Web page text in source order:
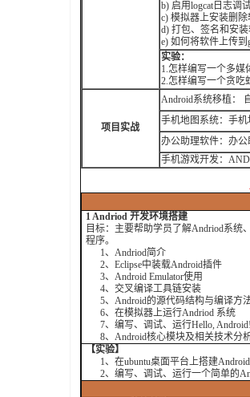
b) 启用logcat日志调
c) 模拟器上安装删除
d) 打包、签名和安
e) 如何将软件上传到
实验：
1.怎样编写一个多媒
2.怎样编写一个贪吃
项目实战
Android系统移植：
手机地图系统：手机
办公助理软件：办公
手机游戏开发：
1 Andriod 开发环境搭建
目标：主要帮助学员了解Andriod系统
程序。
1、Andriod简介
2、Eclipse中装载Android插件
3、Android Emulator使用
4、交叉编译工具链安装
5、Android的源代码结构与编译方
6、在模拟器上运行Andriod 系统
7、编写、调试、运行Hello,
8、Android核心模块及相关技术分
【实验】
1、在ubuntu桌面平台上搭建
2、编写、调试、运行一个简单的